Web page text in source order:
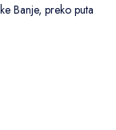
Banje, preko puta